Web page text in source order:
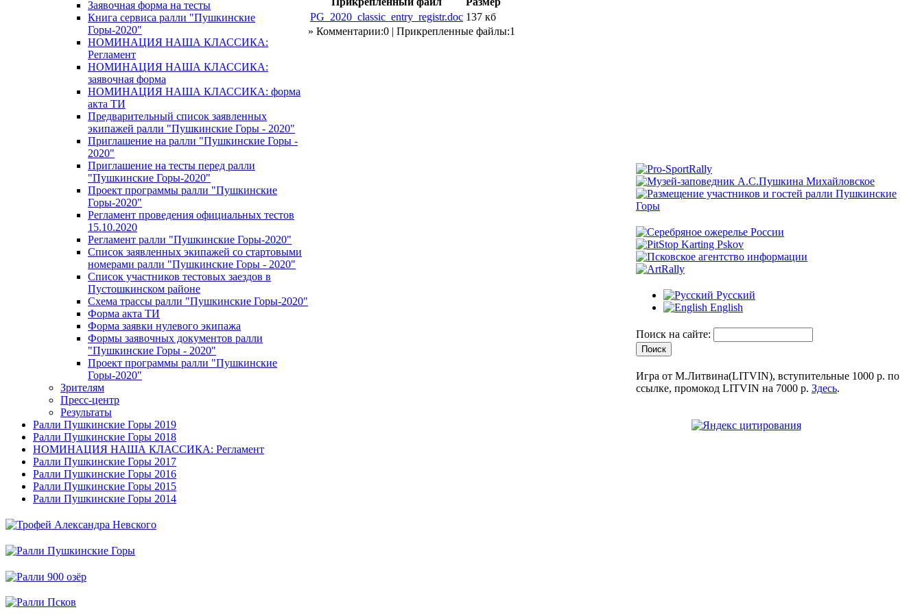
Заявочная форма на тесты
Книга сервиса ралли "Пушкинские
Горы-2020"
НОМИНАЦИЯ НАША КЛАССИКА:
Регламент
НОМИНАЦИЯ НАША КЛАССИКА:
заявочная форма
НОМИНАЦИЯ НАША КЛАССИКА: форма
акта ТИ
Предварительный список заявленных
экипажей ралли "Пушкинские Горы - 2020"
Приглашение на ралли "Пушкинские Горы -
2020"
Приглашение на тесты перед ралли
"Пушкинские Горы-2020"
Проект программы ралли "Пушкинские
Горы-2020"
Регламент проведения официальных тестов
15.10.2020
Регламент ралли "Пушкинские Горы-2020"
Список заявленных экипажей со стартовыми
номерами ралли "Пушкинские Горы - 2020"
Список участников тестовых заездов в
Пустошкинском районе
Схема трассы ралли "Пушкинские Горы-2020"
Форма акта ТИ
Форма заявки нулевого экипажа
Формы заявочных документов ралли
"Пушкинские Горы - 2020"
Проект программы ралли "Пушкинские
Горы-2020"
Зрителям
Пресс-центр
Результаты
Ралли Пушкинские Горы 2019
Ралли Пушкинские Горы 2018
НОМИНАЦИЯ НАША КЛАССИКА: Регламент
Ралли Пушкинские Горы 2017
Ралли Пушкинские Горы 2016
Ралли Пушкинские Горы 2015
Ралли Пушкинские Горы 2014
PG_2020_classic_entry_registr.doc 137 кб
» Комментарии:0 | Прикрепленные файлы:1
Русский
English
Поиск на сайте:
Игра от М.Литвина(LITVIN), вступительные 1000 р. по
ссылке, промокод LITVIN на 7000 р. Здесь.